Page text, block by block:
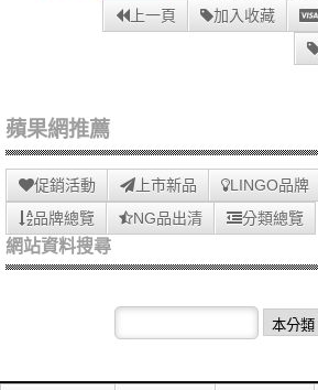
上一頁 加入收藏
蘋果網推薦
促銷活動 上市新品
LINGO品牌
品牌總覽
NG品出清 分類總覽
網站資料搜尋